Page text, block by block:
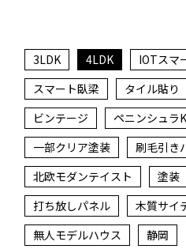
お知らせ/セミナー情
モデルハウス
⼯場紹介
3LDK 4LDK
IOTスマ
スマート臥梁
タイル貼り
ビンテージ
ペニンシュラK
一部クリア塗装
刷毛引き
北欧モダンテイスト
塗装
打ち放しパネル
木質サイ
無人モデルハウス
静岡